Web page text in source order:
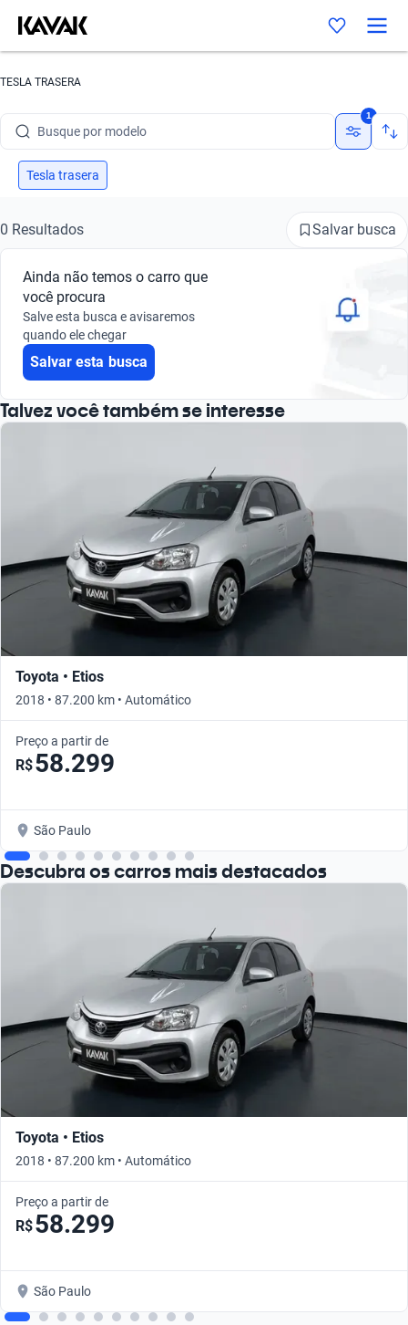
TESLA TRASERA
Busque por modelo
Busque por versão
Busque por marca
Busque por modelo
Busque por versão
1
Tesla trasera
0 Resultados Salvar busca
Ainda não temos o carro que
você procura
Salve esta busca e avisaremos
quando ele chegar
Salvar esta busca
Talvez você também se interesse
Toyota • Etios
2018 • 87.200 km • Automático
Preço a partir de
R$58.299
São Paulo
Descubra os carros mais destacados
Toyota • Etios
2018 • 87.200 km • Automático
Preço a partir de
R$58.299
São Paulo